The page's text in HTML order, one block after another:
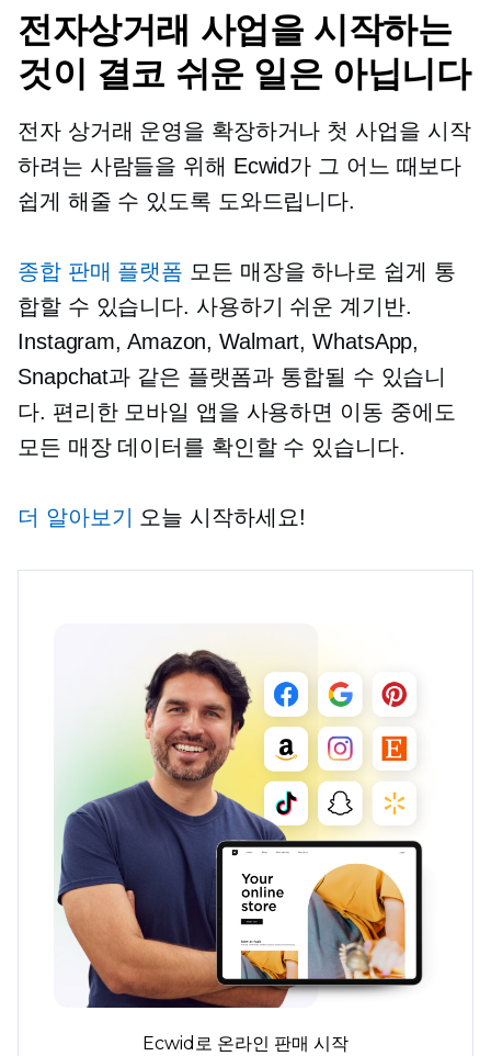
전자상거래 사업을 시작하는
것이 결코 쉬운 일은 아닙니다
전자 상거래 운영을 확장하거나 첫 사업을 시작
하려는 사람들을 위해 Ecwid가 그 어느 때보다
쉽게 ​​해줄 수 있도록 도와드립니다.
종합 판매 플랫폼 모든 매장을 하나로 쉽게 통
합할 수 있습니다. 사용하기 쉬운 계기반.
Instagram, Amazon, Walmart, WhatsApp,
Snapchat과 같은 플랫폼과 통합될 수 있습니
다. 편리한 모바일 앱을 사용하면 이동 중에도
모든 매장 데이터를 확인할 수 있습니다.
더 알아보기 오늘 시작하세요!
Ecwid로 온라인 판매 시작